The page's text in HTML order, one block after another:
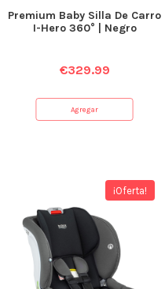
Premium Baby Silla De Carro
I-Hero 360° | Negro
€329.99
Agregar
¡Oferta!